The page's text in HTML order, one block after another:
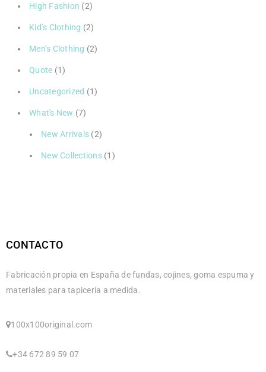
High Fashion (2)
Kid’s Clothing (2)
Men’s Clothing (2)
Quote (1)
Uncategorized (1)
What's New (7)
New Arrivals (2)
New Collections(1)
CONTACTO
Fabricación propia en España de fundas, cojines, goma espuma y
materiales para tapicería a medida.
100x100original.com
+34 672 89 59 07